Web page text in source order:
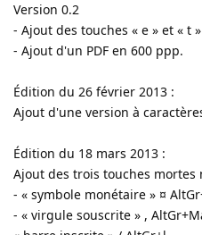
Version 0.2
- Ajout des touches « e » et « t
- Ajout d'un PDF en 600 ppp.
Édition du 26 février 2013 :
Ajout d'une version à
Édition du 18 mars 2013 :
Ajout des trois touches mortes
- « symbole monétaire » ¤
- « virgule souscrite » ,